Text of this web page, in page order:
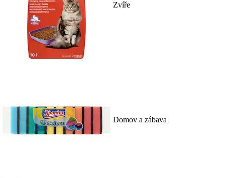
Zvíře
Domov a zábava